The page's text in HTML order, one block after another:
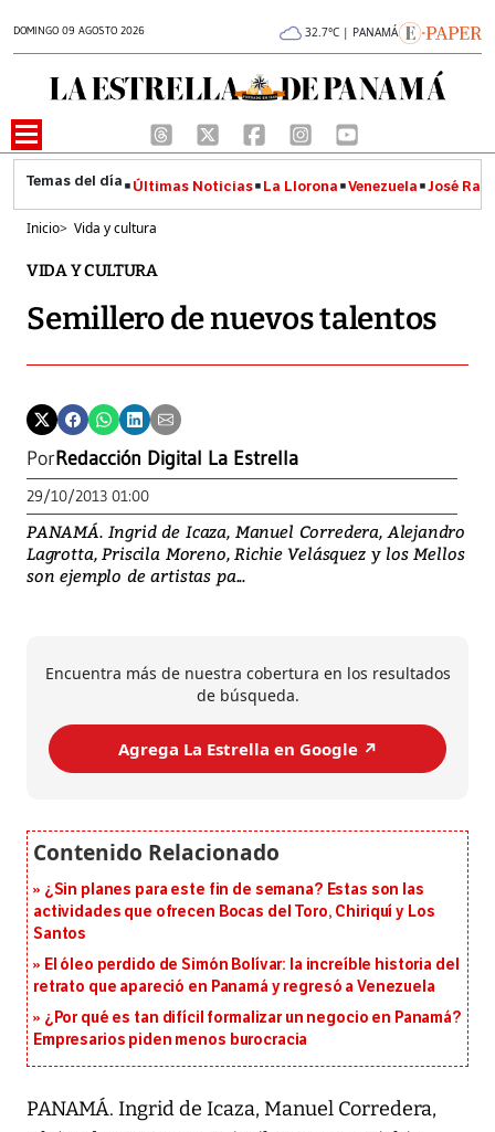
DOMINGO 09 AGOSTO 2026 32.7°C | PANAMÁ
Últimas Noticias La Llorona Venezuela José
Inicio> Vida y cultura
VIDA Y CULTURA
Semillero de nuevos talentos
PorRedacción Digital La Estrella
29/10/2013 01:00
PANAMÁ. Ingrid de Icaza, Manuel Corredera, Alejandro
Lagrotta, Priscila Moreno, Richie Velásquez y los Mellos
son ejemplo de artistas pa...
Encuentra más de nuestra cobertura en los resultados
de búsqueda.
Agrega La Estrella en Google ↗️
¿Sin planes para este fin de semana? Estas son las
actividades que ofrecen Bocas del Toro, Chiriquí y Los
Santos
El óleo perdido de Simón Bolívar: la increíble historia del
retrato que apareció en Panamá y regresó a Venezuela
¿Por qué es tan difícil formalizar un negocio en Panamá?
Empresarios piden menos burocracia
PANAMÁ. Ingrid de Icaza, Manuel Corredera,